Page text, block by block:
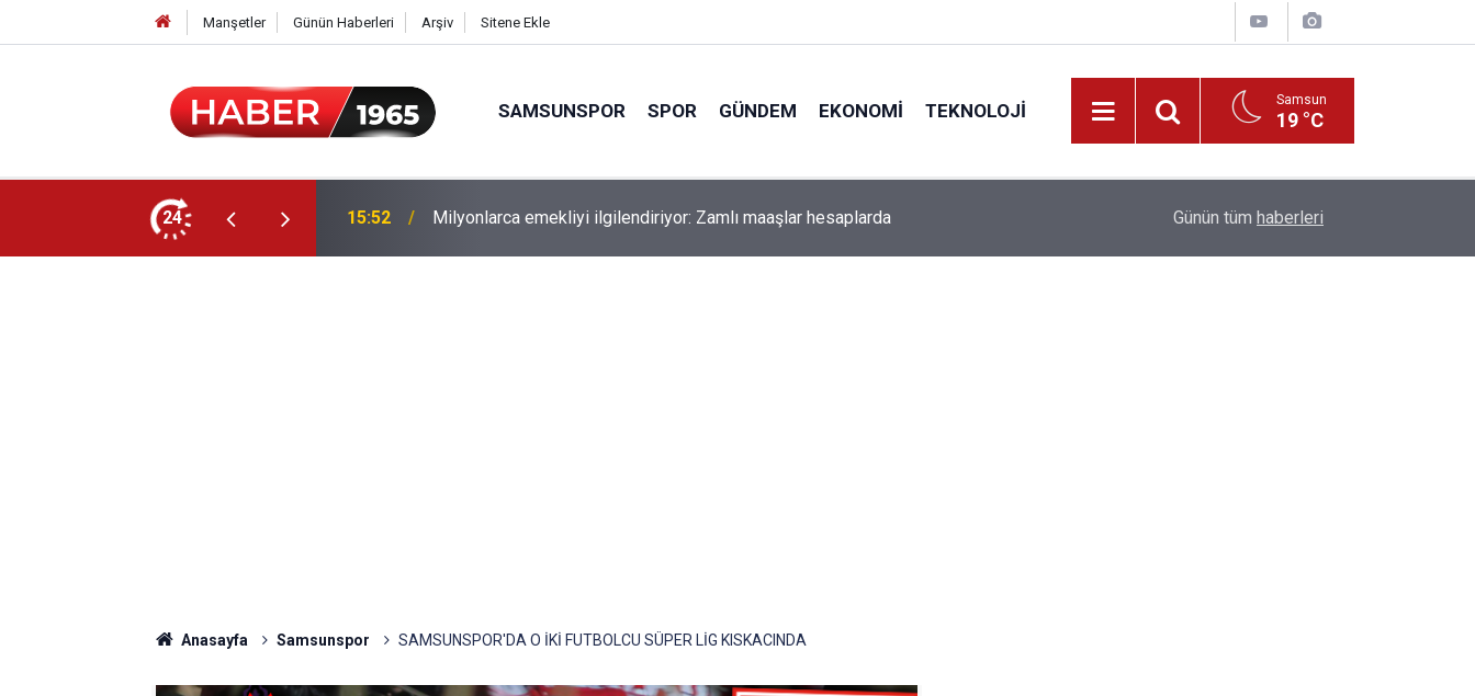
Manşetler Günün Haberleri Arşiv Sitene Ekle
SAMSUNSPOR SPOR GÜNDEM EKONOMI TEKNOLOJI Samsun
19 °C
24 15:52 Milyonlarca emekliyi ilgilendiriyor: Zamlı maaşlar hesaplarda Fahiş fiyatlar nedeniyle işletmelere 101 milyon
Günün tüm haberleri
Anasayfa Samsunspor SAMSUNSPOR'DA O İKİ FUTBOLCU SÜPER LİG KISKACINDA